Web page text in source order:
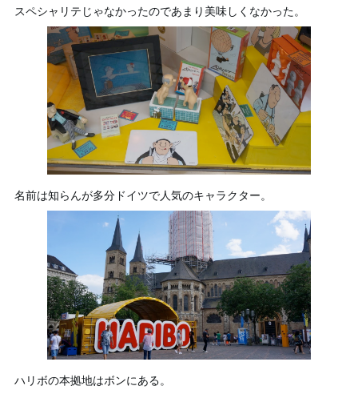
スペシャリテじゃなかったのであまり美味しくなかった。
名前は知らんが多分ドイツで人気のキャラクター。
ハリボの本拠地はボンにある。